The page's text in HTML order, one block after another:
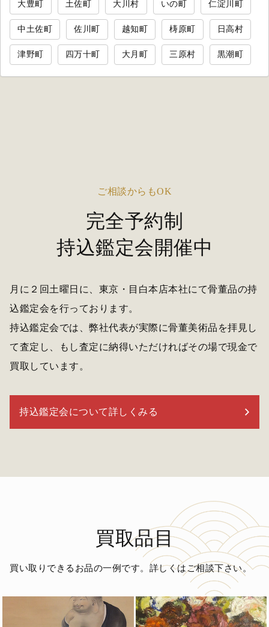
大豊町 土佐町 大川村 いの町 仁淀川町
中土佐町 佐川町 越知町 梼原町 日高村
津野町 四万十町 大月町 三原村 黒潮町
ご相談からもOK
完全予約制
持込鑑定会開催中
月に２回土曜日に、東京・目白本店本社にて骨董品の持
込鑑定会を行っております。
持込鑑定会では、弊社代表が実際に骨董美術品を拝見し
て査定し、もし査定に納得いただければその場で現金で
買取しています。
持込鑑定会について詳しくみる
買取品目
買い取りできるお品の一例です。詳しくはご相談下さい。